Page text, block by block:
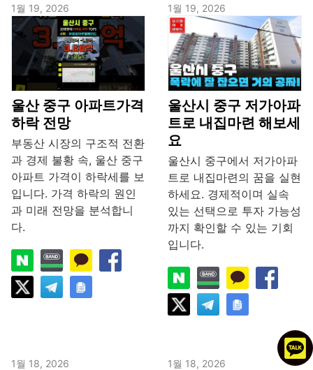
1월 19, 2026
울산 중구 아파트가격
하락 전망
부동산 시장의 구조적 전환
과 경제 불황 속, 울산 중구
아파트 가격이 하락세를 보
입니다. 가격 하락의 원인
과 미래 전망을 분석합니
다.
1월 19, 2026
울산시 중구 저가아파
트로 내집마련 해보세
요
울산시 중구에서 저가아파
트로 내집마련의 꿈을 실현
하세요. 경제적이며 실속
있는 선택으로 투자 가능성
까지 확인할 수 있는 기회
입니다.
1월 18, 2026 1월 18, 2026